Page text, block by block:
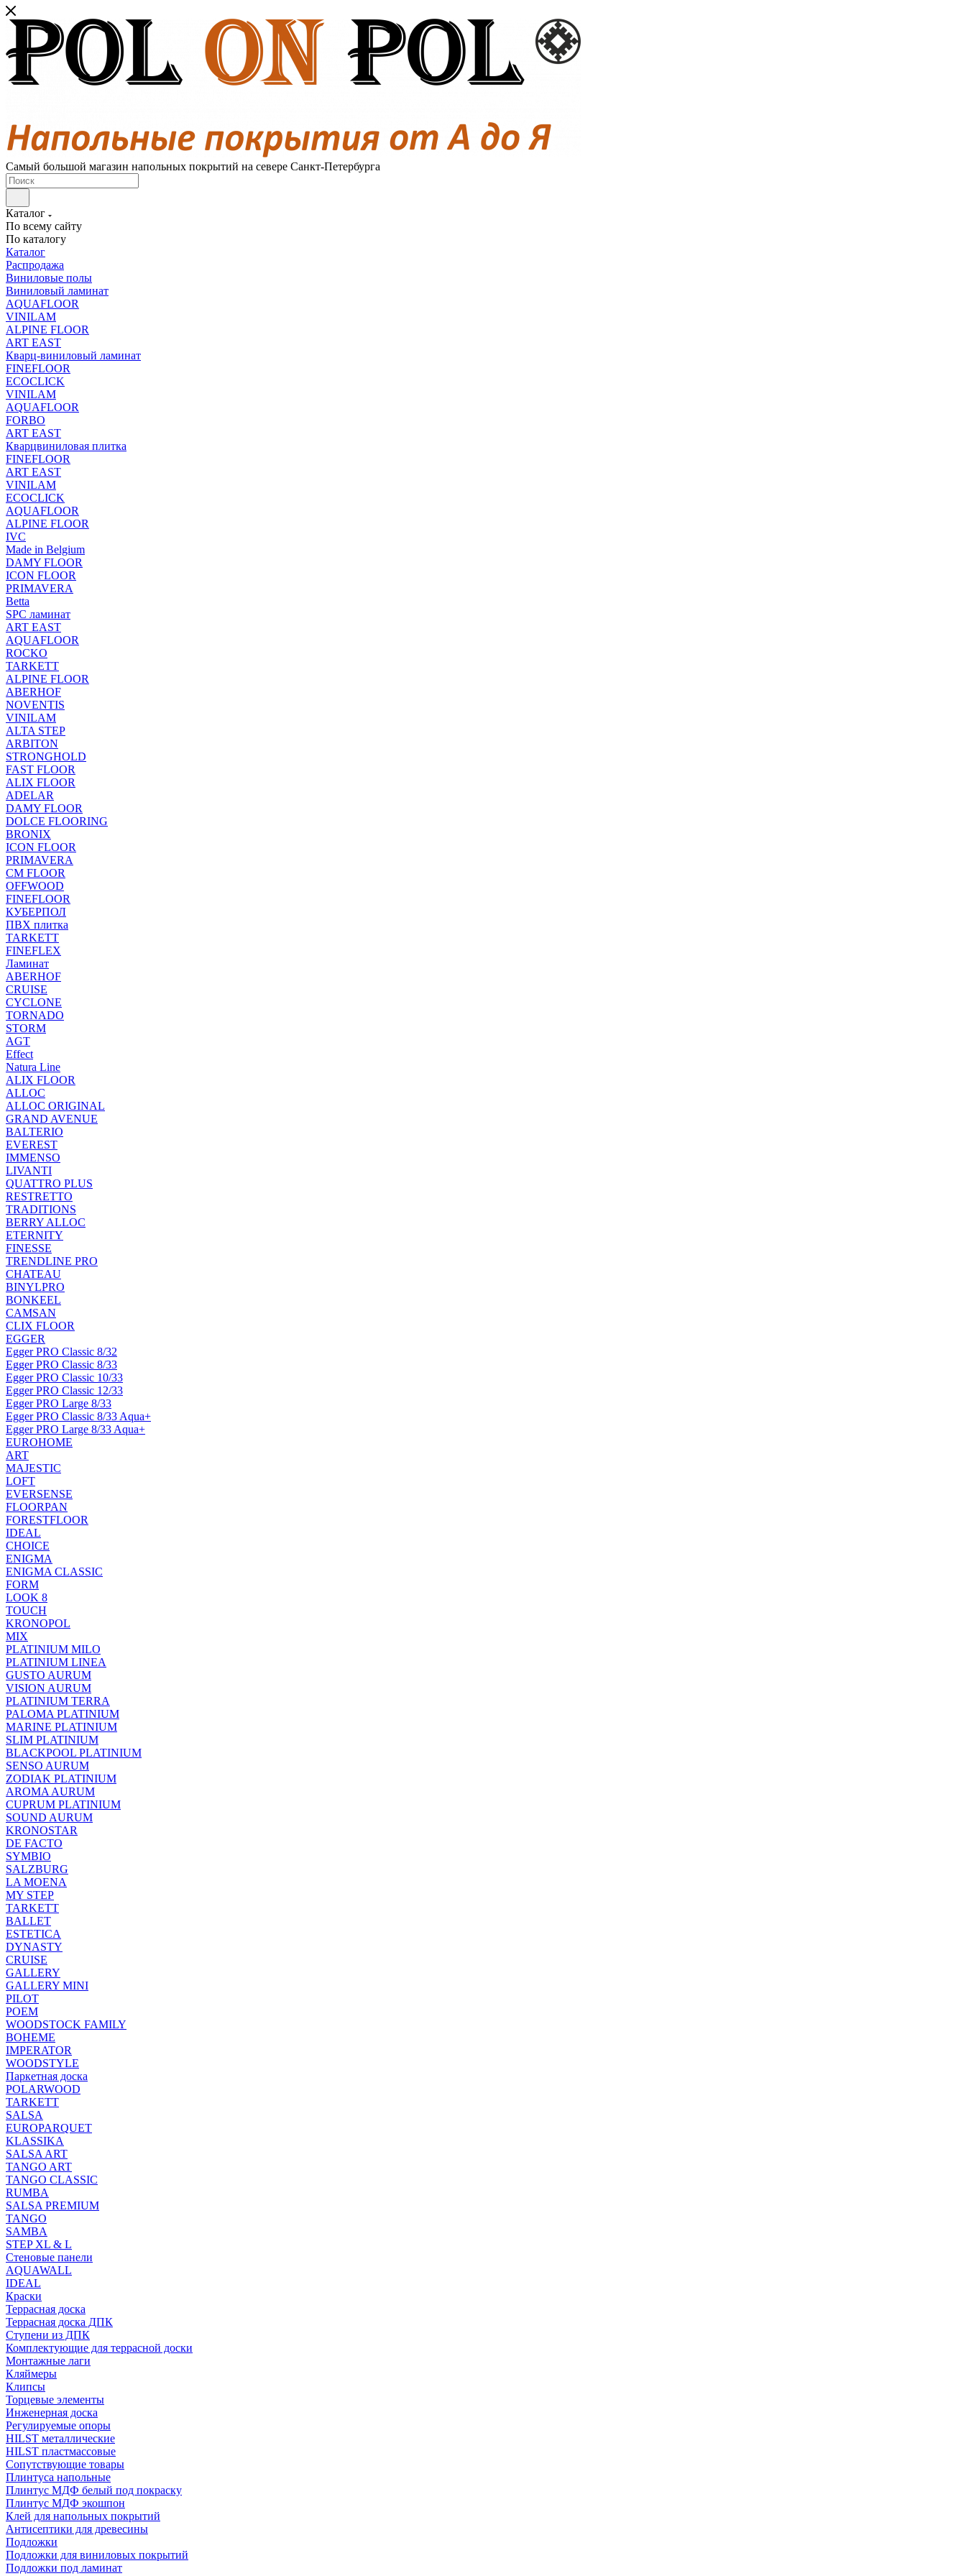
Самый большой магазин напольных покрытий на севере Санкт-Петербурга
Каталог
По всему сайту
По каталогу
Каталог
Распродажа
Виниловые полы
Виниловый ламинат
AQUAFLOOR
VINILAM
ALPINE FLOOR
ART EAST
Кварц-виниловый ламинат
FINEFLOOR
ECOCLICK
VINILAM
AQUAFLOOR
FORBO
ART EAST
Кварцвиниловая плитка
FINEFLOOR
ART EAST
VINILAM
ECOCLICK
AQUAFLOOR
ALPINE FLOOR
IVC
Made in Belgium
DAMY FLOOR
ICON FLOOR
PRIMAVERA
Betta
SPC ламинат
ART EAST
AQUAFLOOR
ROCKO
TARKETT
ALPINE FLOOR
ABERHOF
NOVENTIS
VINILAM
ALTA STEP
ARBITON
STRONGHOLD
FAST FLOOR
ALIX FLOOR
ADELAR
DAMY FLOOR
DOLCE FLOORING
BRONIX
ICON FLOOR
PRIMAVERA
CM FLOOR
OFFWOOD
FINEFLOOR
КУБЕРПОЛ
ПВХ плитка
TARKETT
FINEFLEX
Ламинат
ABERHOF
CRUISE
CYCLONE
TORNADO
STORM
AGT
Effect
Natura Line
ALIX FLOOR
ALLOC
ALLOC ORIGINAL
GRAND AVENUE
BALTERIO
EVEREST
IMMENSO
LIVANTI
QUATTRO PLUS
RESTRETTO
TRADITIONS
BERRY ALLOC
ETERNITY
FINESSE
TRENDLINE PRO
CHATEAU
BINYLPRO
BONKEEL
CAMSAN
CLIX FLOOR
EGGER
Egger PRO Classic 8/32
Egger PRO Classic 8/33
Egger PRO Classic 10/33
Egger PRO Classic 12/33
Egger PRO Large 8/33
Egger PRO Classic 8/33 Aqua+
Egger PRO Large 8/33 Aqua+
EUROHOME
ART
MAJESTIC
LOFT
EVERSENSE
FLOORPAN
FORESTFLOOR
IDEAL
CHOICE
ENIGMA
ENIGMA CLASSIC
FORM
LOOK 8
TOUCH
KRONOPOL
MIX
PLATINIUM MILO
PLATINIUM LINEA
GUSTO AURUM
VISION AURUM
PLATINIUM TERRA
PALOMA PLATINIUM
MARINE PLATINIUM
SLIM PLATINIUM
BLACKPOOL PLATINIUM
SENSO AURUM
ZODIAK PLATINIUM
AROMA AURUM
CUPRUM PLATINIUM
SOUND AURUM
KRONOSTAR
DE FACTO
SYMBIO
SALZBURG
LA MOENA
MY STEP
TARKETT
BALLET
ESTETICA
DYNASTY
CRUISE
GALLERY
GALLERY MINI
PILOT
POEM
WOODSTOCK FAMILY
BOHEME
IMPERATOR
WOODSTYLE
Паркетная доска
POLARWOOD
TARKETT
SALSA
EUROPARQUET
KLASSIKA
SALSA ART
TANGO ART
TANGO CLASSIC
RUMBA
SALSA PREMIUM
TANGO
SAMBA
STEP XL & L
Стеновые панели
AQUAWALL
IDEAL
Краски
Террасная доска
Террасная доска ДПК
Ступени из ДПК
Комплектующие для террасной доски
Монтажные лаги
Кляймеры
Клипсы
Торцевые элементы
Инженерная доска
Регулируемые опоры
HILST металлические
HILST пластмассовые
Сопутствующие товары
Плинтуса напольные
Плинтус МДФ белый под покраску
Плинтус МДФ экошпон
Клей для напольных покрытий
Антисептики для древесины
Подложки
Подложки для виниловых покрытий
Подложки под ламинат